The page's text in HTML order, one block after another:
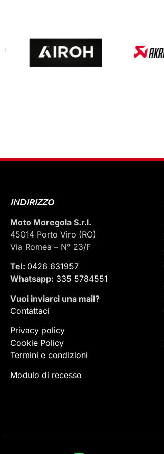
INDIRIZZO
Moto Moregola S.r.l.
45014 Porto Viro (RO)
Via Romea – N° 23/F
Tel: 0426 631957
Whatsapp: 335 5784551
Vuoi inviarci una mail?
Contattaci
Privacy policy
Cookie Policy
Termini e condizioni
Modulo di recesso